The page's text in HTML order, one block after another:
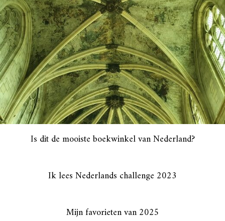
Is dit de mooiste boekwinkel van Nederland?
Ik lees Nederlands challenge 2023
Mijn favorieten van 2025